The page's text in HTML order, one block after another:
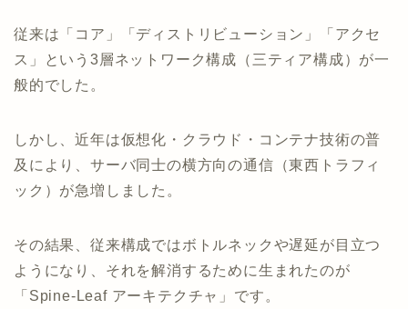
従来は「コア」「ディストリビューション」「アクセ
ス」という3層ネットワーク構成（三ティア構成）が一
般的でした。
しかし、近年は仮想化・クラウド・コンテナ技術の普
及により、サーバ同士の横方向の通信（東西トラフィ
ック）が急増しました。
その結果、従来構成ではボトルネックや遅延が目立つ
ようになり、それを解消するために生まれたのが
「Spine-Leaf アーキテクチャ」です。